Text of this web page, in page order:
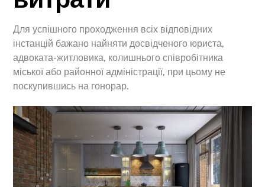
Для успішного проходження всіх відповідних
інстанцій бажано найняти досвідченого юриста,
адвоката-житловика, колишнього співробітника
міської або районної адміністрації, при цьому не
поскупившись на гонорар.